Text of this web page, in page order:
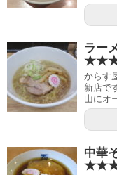
ラー
からす
新店で
山にオ
中華